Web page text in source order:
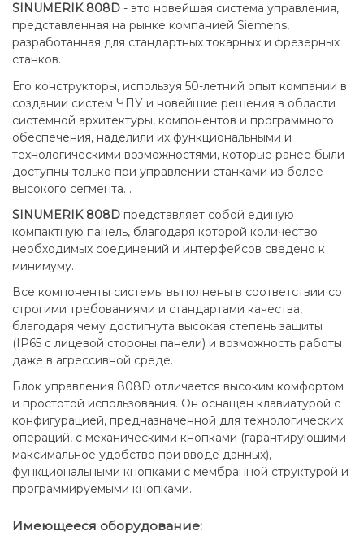
SINUMERIK 808D - это новейшая система управления,
представленная на рынке компанией Siemens,
разработанная для стандартных токарных и фрезерных
станков.
Его конструкторы, используя 50-летний опыт компании в
создании систем ЧПУ и новейшие решения в области
системной архитектуры, компонентов и программного
обеспечения, наделили их функциональными и
технологическими возможностями, которые ранее были
доступны только при управлении станками из более
высокого сегмента. .
SINUMERIK 808D представляет собой единую
компактную панель, благодаря которой количество
необходимых соединений и интерфейсов сведено к
минимуму.
Все компоненты системы выполнены в соответствии со
строгими требованиями и стандартами качества,
благодаря чему достигнута высокая степень защиты
(IP65 с лицевой стороны панели) и возможность работы
даже в агрессивной среде.
Блок управления 808D отличается высоким комфортом
и простотой использования. Он оснащен клавиатурой с
конфигурацией, предназначенной для технологических
операций, с механическими кнопками (гарантирующими
максимальное удобство при вводе данных),
функциональными кнопками с мембранной структурой и
программируемыми кнопками.
Имеющееся оборудование: